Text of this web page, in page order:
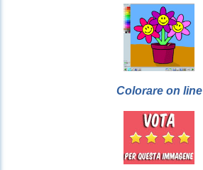
Colorare on line